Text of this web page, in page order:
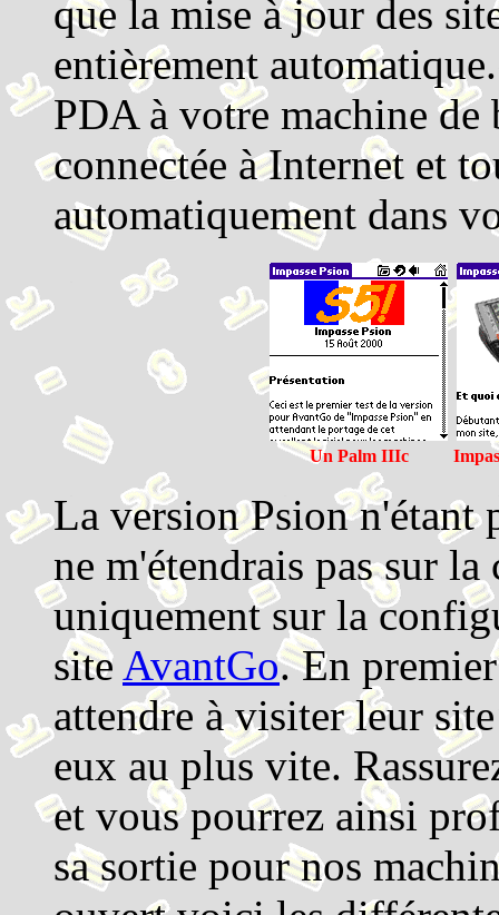
que la mise à jour des
entièrement
PDA à votre machine de
connectée à Internet et
automatiquement dans
Un Palm IIIc
La version Psion n'étant
ne m'étendrais pas sur
uniquement sur la
site AvantGo. En
attendre à visiter leur
eux au plus vite.
et vous pourrez ainsi
sa sortie pour nos